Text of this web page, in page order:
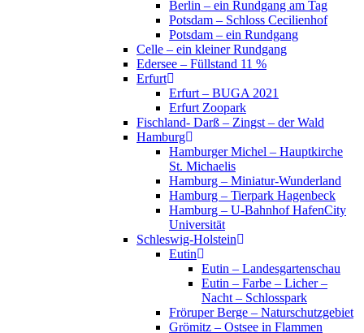
Berlin – ein Rundgang am Tag
Potsdam – Schloss Cecilienhof
Potsdam – ein Rundgang
Celle – ein kleiner Rundgang
Edersee – Füllstand 11 %
Erfurt
Erfurt – BUGA 2021
Erfurt Zoopark
Fischland- Darß – Zingst – der Wald
Hamburg
Hamburger Michel – Hauptkirche
St. Michaelis
Hamburg – Miniatur-Wunderland
Hamburg – Tierpark Hagenbeck
Hamburg – U-Bahnhof HafenCity
Universität
Schleswig-Holstein
Eutin
Eutin – Landesgartenschau
Eutin – Farbe – Licher –
Nacht – Schlosspark
Fröruper Berge – Naturschutzgebiet
Grömitz – Ostsee in Flammen